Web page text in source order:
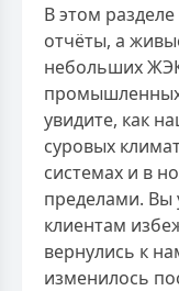
В этом
отчёты, а
небольших
увидите, как
суровых
системах и в
пределами. Вы
клиентам
вернулись к
изменилось